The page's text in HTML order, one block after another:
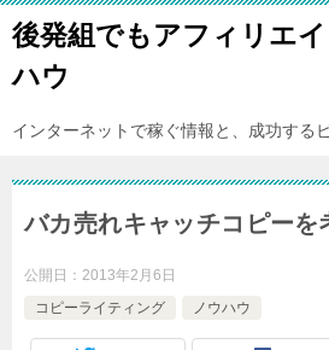
後発組でもアフィリエ
ハウ
インターネットで稼ぐ情報と、成功する
バカ売れキャッチコピーを
公開日： 2013年2月6日
コピーライティング
ノウハウ